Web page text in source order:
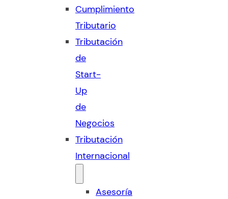
Cumplimiento
Tributario
Tributación
de
Start-
Up
de
Negocios
Tributación
Internacional
Asesoría